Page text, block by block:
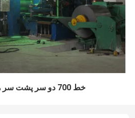
خط 700 دو سر پشت سر هم میل سرد